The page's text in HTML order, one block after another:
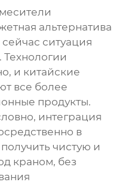
альтернатива
ситуация
и китайские
все более
продукты.
интеграция
в
чистую и
краном, без